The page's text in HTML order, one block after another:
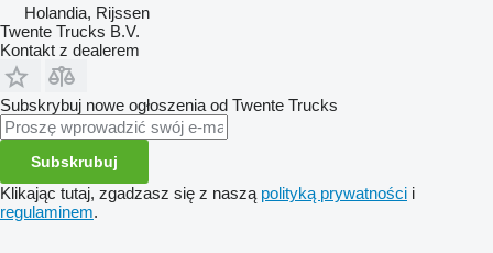
Holandia, Rijssen
Twente Trucks B.V.
Kontakt z dealerem
Subskrybuj nowe ogłoszenia od Twente Trucks
Subskrubuj
Klikając tutaj, zgadzasz się z naszą polityką prywatności i
regulaminem.